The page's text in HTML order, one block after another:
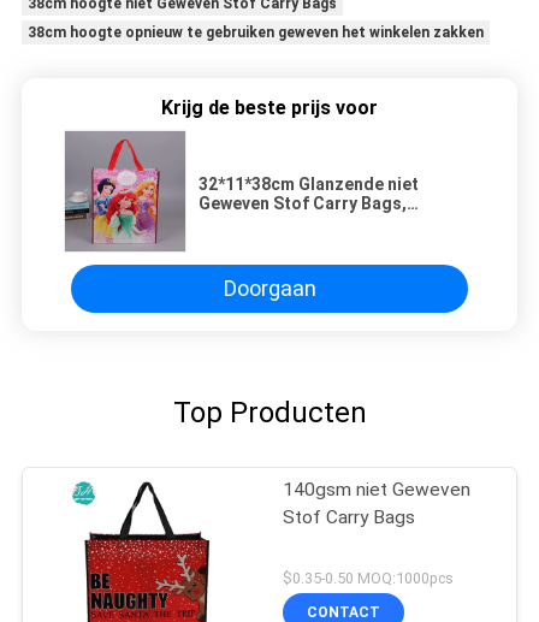
38cm hoogte niet Geweven Stof Carry Bags
38cm hoogte opnieuw te gebruiken geweven het winkelen zakken
Krijg de beste prijs voor
32*11*38cm Glanzende niet
Geweven Stof Carry Bags,
Doorgaan
Top Producten
140gsm niet Geweven
Stof Carry Bags
$0.35-0.50 MOQ:1000pcs
CONTACT